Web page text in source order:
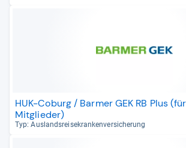
HUK-Coburg / Barmer GEK RB Plus
Mitglieder)
Typ: Aus­lands­rei­se­kran­ken­ver­si­che­rung